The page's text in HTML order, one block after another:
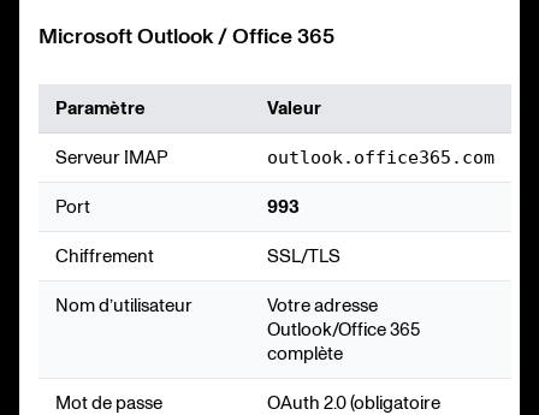
Microsoft Outlook / Office 365
Paramètre Valeur
Serveur IMAP outlook.office365.com
Port 993
Chiffrement SSL/TLS
Nom d’utilisateur
Votre adresse
Outlook/Office 365
complète
Mot de passe
OAuth 2.0 (obligatoire